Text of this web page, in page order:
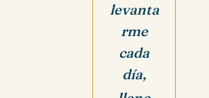
levanta
rme
cada
día,